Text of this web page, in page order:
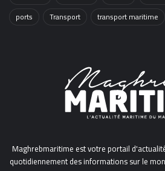
ports
Transport transport maritime
Maghrebmaritime est votre portail
quotidiennement des informations sur le